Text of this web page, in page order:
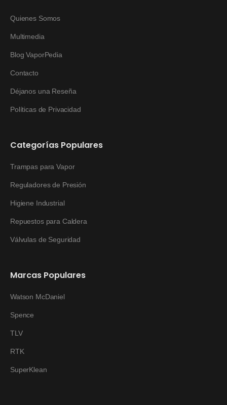
Quienes Somos
Multimedia
Blog VaporPedia
Contacto
Déjanos una Reseña
Políticas de Privacidad
Categorías Populares
Trampas para Vapor
Reguladores de Presión
Higiene Industrial
Repuestos para Caldera
Válvulas de Seguridad
Marcas Populares
Watson McDaniel
Spence
TLV
RTK
SuperKlean